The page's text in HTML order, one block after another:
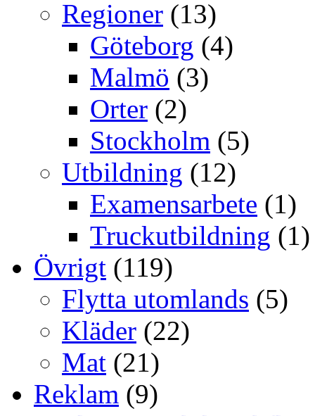
Regioner (13)
Göteborg (4)
Malmö (3)
Orter (2)
Stockholm (5)
Utbildning (12)
Examensarbete (1)
Truckutbildning (1)
Övrigt (119)
Flytta utomlands (5)
Kläder (22)
Mat (21)
Reklam (9)